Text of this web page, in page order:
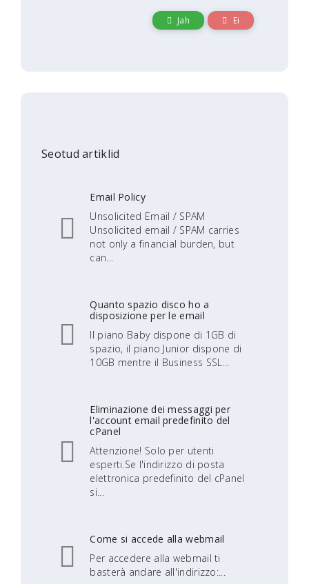
Jah Ei
Seotud artiklid
Email Policy
Unsolicited Email / SPAM
Unsolicited email / SPAM carries
not only a financial burden, but
can...
Quanto spazio disco ho a
disposizione per le email
Il piano Baby dispone di 1GB di
spazio, il piano Junior dispone di
10GB mentre il Business SSL...
Eliminazione dei messaggi per
l'account email predefinito del
cPanel
Attenzione! Solo per utenti
esperti.Se l'indirizzo di posta
elettronica predefinito del cPanel
si...
Come si accede alla webmail
Per accedere alla webmail ti
basterà andare all'indirizzo:...